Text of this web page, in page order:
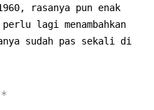
rasanya pun enak
lagi menambahkan
sudah pas sekali di